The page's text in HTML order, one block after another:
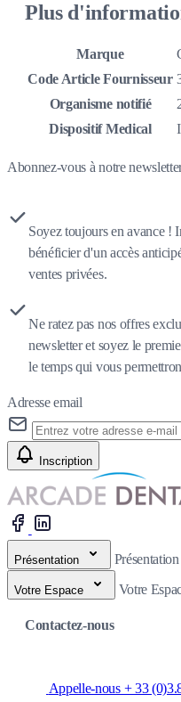
Plus
Marque
Code Article Fournisseur
Organisme notifié
Dispositif Medical
Abonnez-vous à notre
Soyez toujours en avance !
bénéficier d'un accès
ventes privées.
Ne ratez pas nos offres
newsletter et soyez le
le temps qui vous
Adresse email
Inscription
Présentation Présentation
Votre Espace Votre
Contactez-nous
Appelle-nous + 33